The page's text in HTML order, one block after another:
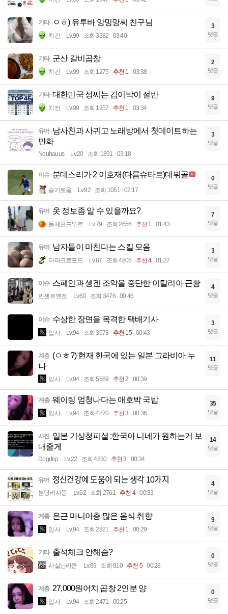
기타 ㅇㅎ) 유투바 앙밍망씨 친구님
치킨 Lv.99 조회 3382 03:40
3
댓글
기타 군산 갈비곱창
치킨 Lv.99 조회 1275 추천 1 03:38
2
댓글
기타 대한민국 성씨는 김이박이 절반
치킨 Lv.99 조회 1257 추천 1 03:34
9
댓글
유머 남사친과 사귀고 노래방에서 첫데이트하는
만화
Neuhauus Lv.20 조회 1891 03:18
3
댓글
이슈 분데스리가 2 이호재(다름슈타트)데뷔골
슬기로움 Lv.92 조회 1051 02:17
0
댓글
유머 옷 정보좀 알 수 있을까요?
돌체콜드부르 Lv.79 조회 2656 추천 1 01:43
7
댓글
유머 남자들이 미친다는 스킬 모음
라라크로포드 Lv.87 조회 4805 추천 4 01:27
3
댓글
이슈 스페인과 솅겐 조약을 중단한 이탈리아 근황
빈센트멧젠 Lv.60 조회 3476 00:46
4
댓글
이슈 수상한 장면을 목격한 택배기사
입사 Lv.94 조회 3578 추천 15 00:43
3
댓글
계층 (ㅇㅎ?) 현재 한국에 있는 일본 그라비아 누
나
입사 Lv.94 조회 5569 추천 2 00:39
11
댓글
계층 웨이팅 엄청나다는 애호박 국밥
입사 Lv.94 조회 4870 추천 3 00:36
35
댓글
사진 일본 기상청피셜 :한국아 니네가 원하는거 보
내줄게
Dogdrip Lv.22 조회 4830 추천 3 00:34
14
댓글
유머 정신건강에 도움이 되는 생각 10가지
분당리자몽 Lv.62 조회 2761 추천 4 00:33
4
댓글
계층 은근 마니아층 많은 음식 취향
입사 Lv.94 조회 2821 추천 1 00:29
9
댓글
기타 출석체크 안해슴?
사실난라쿤 Lv.89 조회 810 추천 5 00:28
0
댓글
계층 27,000원어치 곱창 2인분 양
입사 Lv.94 조회 2471 00:25
0
댓글